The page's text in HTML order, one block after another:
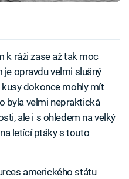
k ráži zase až tak moc
je opravdu velmi slušný
dokonce mohly mít
byla velmi nepraktická
ale i s ohledem na velký
letící ptáky s touto
amerického státu